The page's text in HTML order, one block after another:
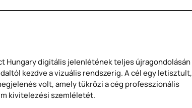
Hungary digitális jelenlétének teljes újragondolásán
kezdve a vizuális rendszerig. A cél egy letisztult,
volt, amely tükrözi a cég professzionális
kivitelezési szemléletét.